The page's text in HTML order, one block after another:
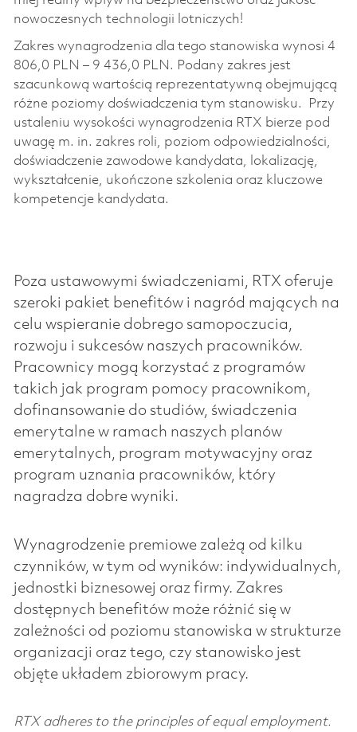
nowoczesnych technologii lotniczych!
Zakres wynagrodzenia dla tego stanowiska wynosi 4
806,0 PLN – 9 436,0 PLN. Podany zakres jest
szacunkową wartością reprezentatywną obejmującą
różne poziomy doświadczenia tym stanowisku. Przy
ustaleniu wysokości wynagrodzenia RTX bierze pod
uwagę m. in. zakres roli, poziom odpowiedzialności,
doświadczenie zawodowe kandydata, lokalizację,
wykształcenie, ukończone szkolenia oraz kluczowe
kompetencje kandydata.
Poza ustawowymi świadczeniami, RTX oferuje
szeroki pakiet benefitów i nagród mających na
celu wspieranie dobrego samopoczucia,
rozwoju i sukcesów naszych pracowników.
Pracownicy mogą korzystać z programów
takich jak program pomocy pracownikom,
dofinansowanie do studiów, świadczenia
emerytalne w ramach naszych planów
emerytalnych, program motywacyjny oraz
program uznania pracowników, który
nagradza dobre wyniki.
Wynagrodzenie premiowe zależą od kilku
czynników, w tym od wyników: indywidualnych,
jednostki biznesowej oraz firmy. Zakres
dostępnych benefitów może różnić się w
zależności od poziomu stanowiska w strukturze
organizacji oraz tego, czy stanowisko jest
objęte układem zbiorowym pracy.
RTX adheres to the principles of equal employment.